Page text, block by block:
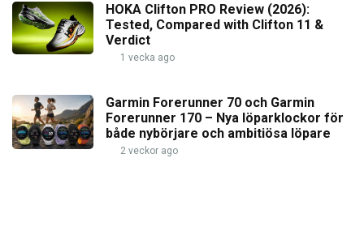
HOKA Clifton PRO Review (2026):
Tested, Compared with Clifton 11 &
Verdict
1 vecka ago
Garmin Forerunner 70 och Garmin
Forerunner 170 – Nya löparklockor för
både nybörjare och ambitiösa löpare
2 veckor ago